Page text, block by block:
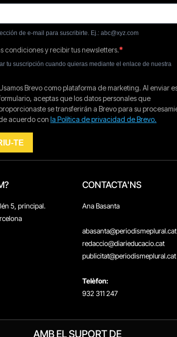
5, principal.
CONTACTA'NS
Ana Basanta
abasanta@periodismeplural.cat
redaccio@diarieducacio.cat
publicitat@periodismeplural.cat
Telèfon:
932 311 247
AMB EL SUPORT DE